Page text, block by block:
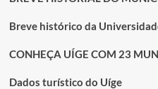
Breve histórico da
CONHEÇA UÍGE COM 23
Dados turístico do Uíge